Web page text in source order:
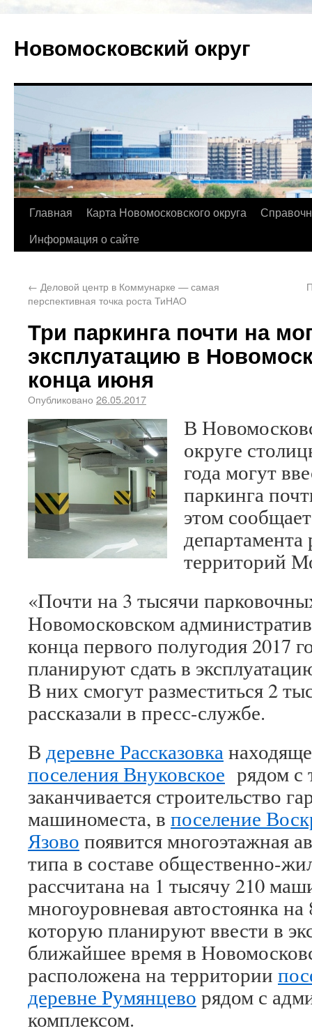
Новомосковский округ
Главная Карта Новомосковского округа
Информация о сайте
← Деловой центр в Коммунарке — самая
перспективная точка роста ТиНАО
Три паркинга почти на
эксплуатацию в
конца июня
Опубликовано 26.05.2017
В
округе
года могут
паркинга
этом
территорий
«Почти на 3 тысячи
Новомосковском
конца первого полугодия 2017
планируют сдать в
В них смогут разместиться 2
рассказали в пресс-службе.
В деревне Рассказовка
поселения Внуковское рядом с
заканчивается строительство
машиноместа, в поселение
Язово появится многоэтажная
типа в составе общественно-
рассчитана на 1 тысячу 210
многоуровневая автостоянка
которую планируют ввести в
ближайшее время в
расположена на территории
деревне Румянцево рядом с
комплексом.